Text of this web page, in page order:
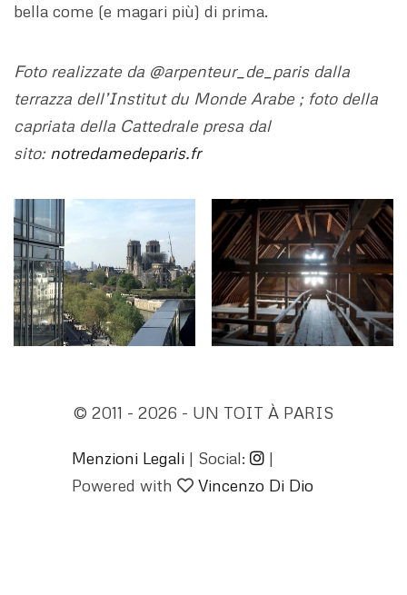
bella come (e magari più) di prima.
Foto realizzate da @arpenteur_de_paris dalla
terrazza dell’Institut du Monde Arabe ; foto della
capriata della Cattedrale presa dal
sito: notredamedeparis.fr
© 2011 - 2026 - UN TOIT À PARIS
Menzioni Legali | Social:
|
Powered with
Vincenzo Di Dio